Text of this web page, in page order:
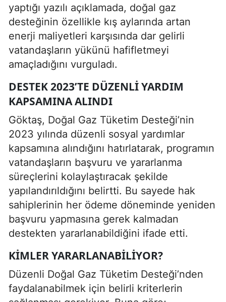
yaptığı yazılı açıklamada, doğal gaz
desteğinin özellikle kış aylarında artan
enerji maliyetleri karşısında dar gelirli
vatandaşların yükünü hafifletmeyi
amaçladığını vurguladı.
DESTEK 2023’TE DÜZENLI YARDIM
KAPSAMINA ALINDI
Göktaş, Doğal Gaz Tüketim Desteği’nin
2023 yılında düzenli sosyal yardımlar
kapsamına alındığını hatırlatarak, programın
vatandaşların başvuru ve yararlanma
süreçlerini kolaylaştıracak şekilde
yapılandırıldığını belirtti. Bu sayede hak
sahiplerinin her ödeme döneminde yeniden
başvuru yapmasına gerek kalmadan
destekten yararlanabildiğini ifade etti.
KIMLER YARARLANABILIYOR?
Düzenli Doğal Gaz Tüketim Desteği’nden
faydalanabilmek için belirli kriterlerin